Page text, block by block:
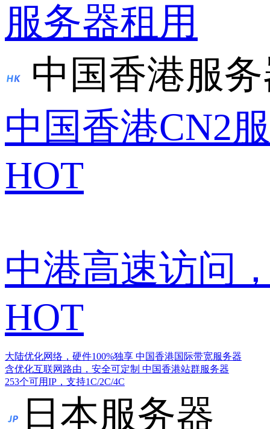
服务器租用
中国香港服
中国香港CN2
HOT
中港高速访问
HOT
大陆优化网络，硬件100%独享 中国香港国际带宽服务器
含优化互联网路由，安全可定制 中国香港站群服务器
253个可用IP，支持1C/2C/4C
日本服务器